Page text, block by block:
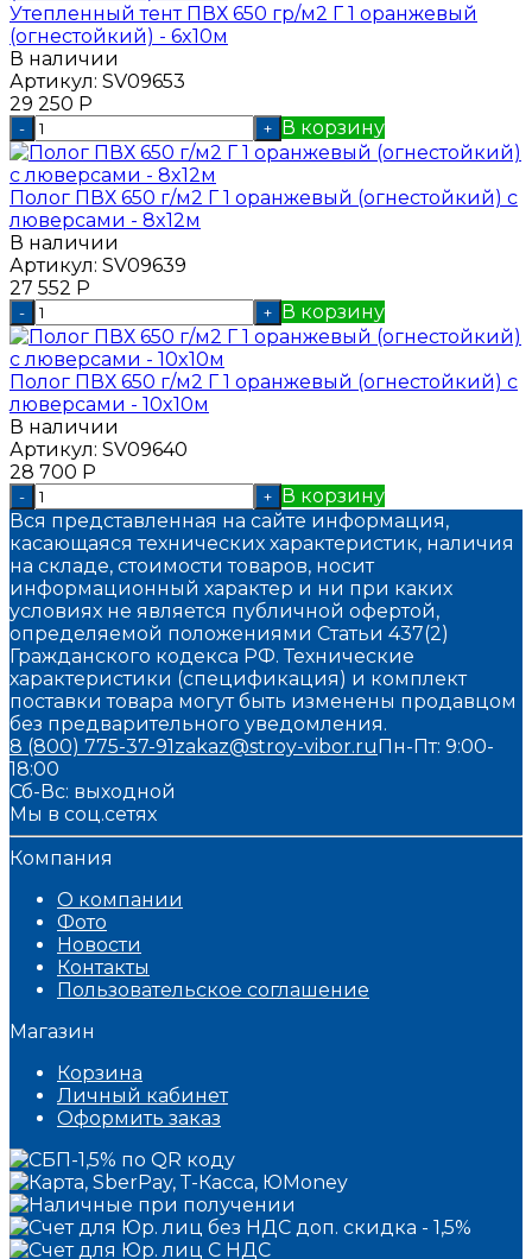
Утепленный тент ПВХ 650 гр/м2 Г 1 оранжевый
(огнестойкий) - 6x10м
В наличии
Артикул: SV09653
29 250 Р
- + В корзину
Полог ПВХ 650 г/м2 Г 1 оранжевый (огнестойкий) с
люверсами - 8x12м
В наличии
Артикул: SV09639
27 552 Р
- + В корзину
Полог ПВХ 650 г/м2 Г 1 оранжевый (огнестойкий) с
люверсами - 10x10м
В наличии
Артикул: SV09640
28 700 Р
- + В корзину
Вся представленная на сайте информация,
касающаяся технических характеристик, наличия
на складе, стоимости товаров, носит
информационный характер и ни при каких
условиях не является публичной офертой,
определяемой положениями Статьи 437(2)
Гражданского кодекса РФ. Технические
характеристики (спецификация) и комплект
поставки товара могут быть изменены продавцом
без предварительного уведомления.
8 (800) 775-37-91zakaz@stroy-vibor.ruПн-Пт: 9:00-
18:00
Сб-Вс: выходной
Мы в соц.сетях
Компания
О компании
Фото
Новости
Контакты
Пользовательское соглашение
Магазин
Корзина
Личный кабинет
Оформить заказ